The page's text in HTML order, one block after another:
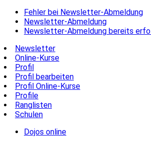
Fehler bei Newsletter-Abmeldung
Newsletter-Abmeldung
Newsletter-Abmeldung bereits
Newsletter
Online-Kurse
Profil
Profil bearbeiten
Profil Online-Kurse
Profile
Ranglisten
Schulen
Dojos online